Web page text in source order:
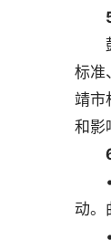
标准
靖市
和影
动。